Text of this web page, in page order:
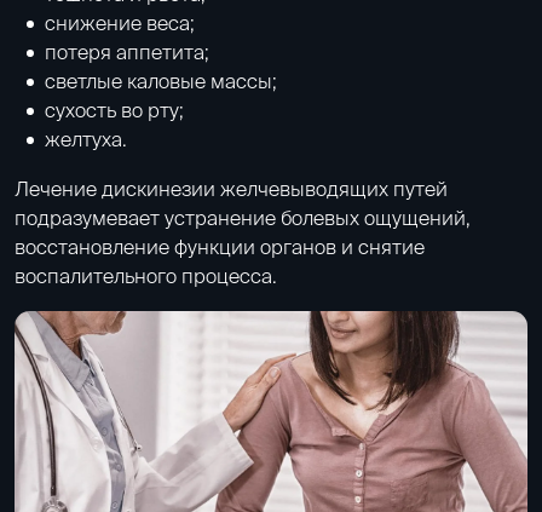
снижение веса;
потеря аппетита;
светлые каловые массы;
сухость во рту;
желтуха.
Лечение дискинезии желчевыводящих путей
подразумевает устранение болевых ощущений,
восстановление функции органов и снятие
воспалительного процесса.